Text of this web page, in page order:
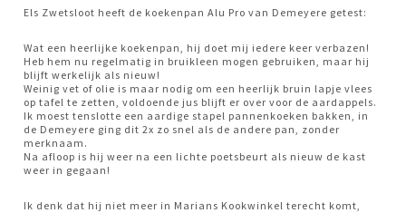
Els Zwetsloot heeft de koekenpan Alu Pro van Demeyere getest:
Wat een heerlijke koekenpan, hij doet mij iedere keer verbazen!
Heb hem nu regelmatig in bruikleen mogen gebruiken, maar hij
blijft werkelijk als nieuw!
Weinig vet of olie is maar nodig om een heerlijk bruin lapje vlees
op tafel te zetten, voldoende jus blijft er over voor de aardappels.
Ik moest tenslotte een aardige stapel pannenkoeken bakken, in
de Demeyere ging dit 2x zo snel als de andere pan, zonder
merknaam.
Na afloop is hij weer na een lichte poetsbeurt als nieuw de kast
weer in gegaan!
Ik denk dat hij niet meer in Marians Kookwinkel terecht komt,